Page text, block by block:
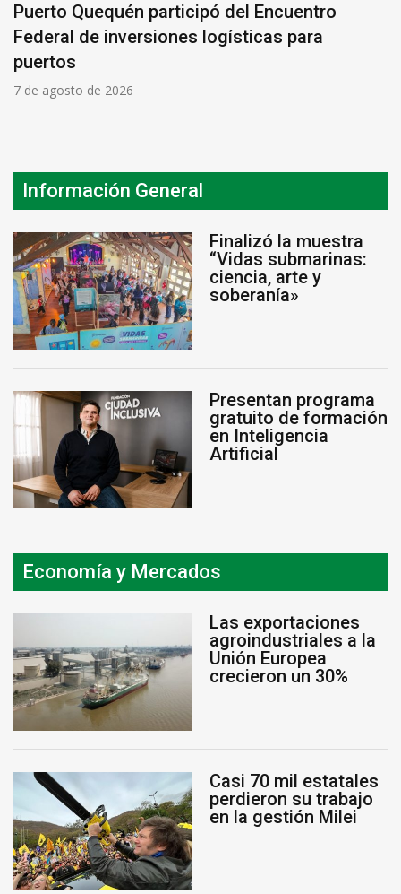
Puerto Quequén participó del Encuentro
Federal de inversiones logísticas para
puertos
7 de agosto de 2026
Información General
Finalizó la muestra
“Vidas submarinas:
ciencia, arte y
soberanía»
Presentan programa
gratuito de formación
en Inteligencia
Artificial
Economía y Mercados
Las exportaciones
agroindustriales a la
Unión Europea
crecieron un 30%
Casi 70 mil estatales
perdieron su trabajo
en la gestión Milei